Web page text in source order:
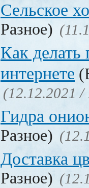
Сельское
Разное)
Как делать
интернете
(12.12.2021 /
Гидра
Разное)
Доставка
Разное)